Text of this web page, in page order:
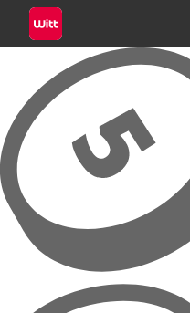
Přeskočit na hlavní obsah